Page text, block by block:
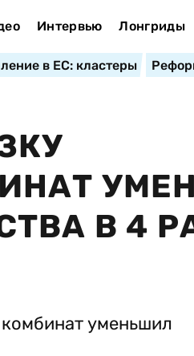
Интервью Лонгриды
в ЕС: кластеры
В 4